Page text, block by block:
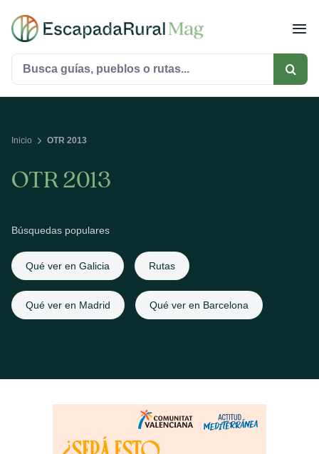
contenido
Buscar:
Inicio OTR 2013
OTR 2013
Búsquedas populares
Qué ver en Galicia Rutas
Qué ver en Madrid Qué ver en Barcelona